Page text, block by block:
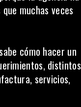
muchas veces
cómo hacer un
distintos
servicios,